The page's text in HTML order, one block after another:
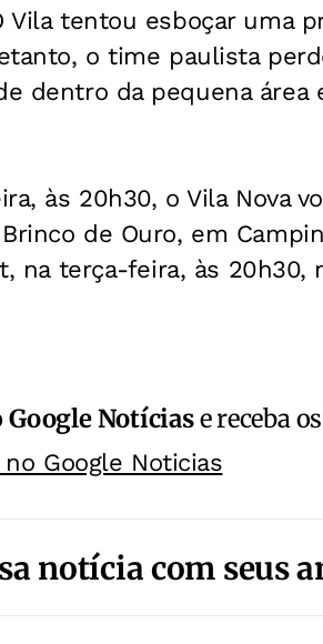
Vila tentou esboçar uma
o time paulista
dentro da pequena
às 20h30, o Vila Nova
de Ouro, em
na terça-feira, às 20h30,
Google Notíciase receba
no Google Noticias
notícia com seus